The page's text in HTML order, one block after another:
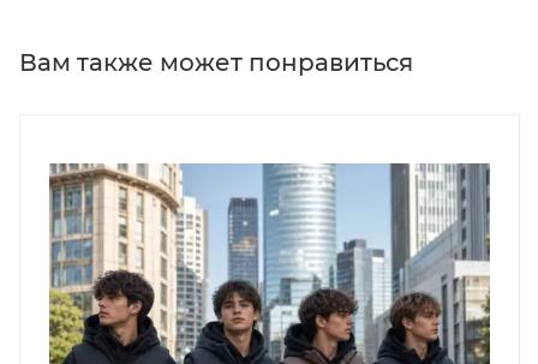
Вам также может понравиться